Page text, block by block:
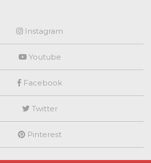
Instagram
Youtube
Facebook
Twitter
Pinterest